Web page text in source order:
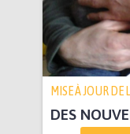
MISE À JOUR DE
DES